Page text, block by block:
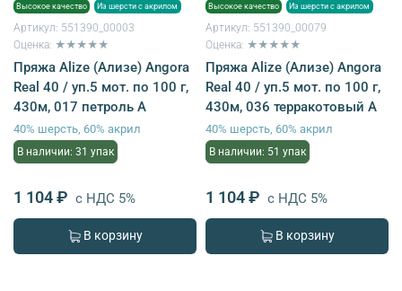
Высокое качество Из шерсти с акрилом
Артикул: 551390_00003
Оценка: ★★★★★
Пряжа Alize (Ализе) Angora
Real 40 / уп.5 мот. по 100 г,
430м, 017 петроль A
40% шерсть, 60% акрил
В наличии: 31 упак
1 104 ₽ с НДС 5%
В корзину
Высокое качество Из шерсти с акрилом
Артикул: 551390_00079
Оценка: ★★★★★
Пряжа Alize (Ализе) Angora
Real 40 / уп.5 мот. по 100 г,
430м, 036 терракотовый A
40% шерсть, 60% акрил
В наличии: 51 упак
1 104 ₽ с НДС 5%
В корзину